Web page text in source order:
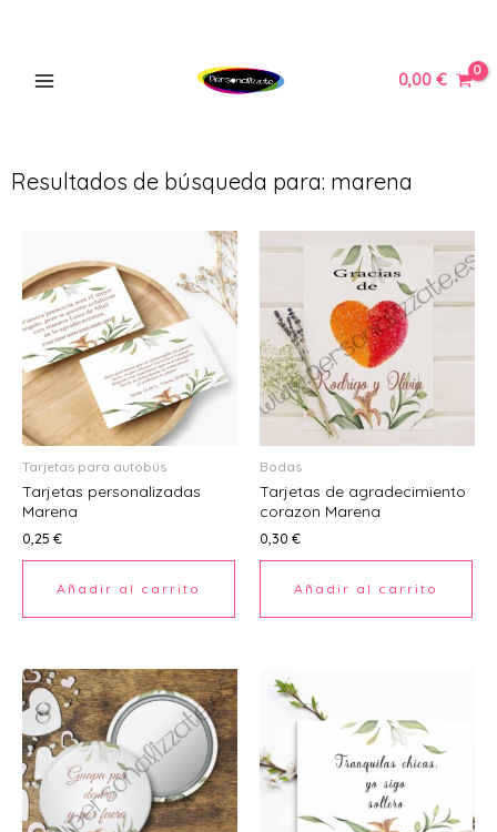
0,00 €
Resultados de búsqueda para: marena
Tarjetas para autobús
Tarjetas personalizadas
Marena
0,25 €
Añadir al carrito
Bodas
Tarjetas de agradecimiento
corazon Marena
0,30 €
Añadir al carrito
Este
producto
tiene
múltiples
variantes.
Las
Este
producto
múltiples
variantes.